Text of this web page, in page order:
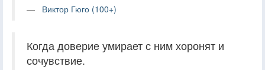
Виктор Гюго (100+)
Когда доверие умирает с ним хоронят и
сочувствие.